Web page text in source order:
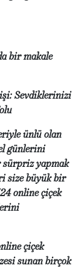
bir makale
Sevdiklerinizi
ünlü olan
günlerini
sürpriz yapmak
size büyük bir
online çiçek
çiçek
sunan birçok